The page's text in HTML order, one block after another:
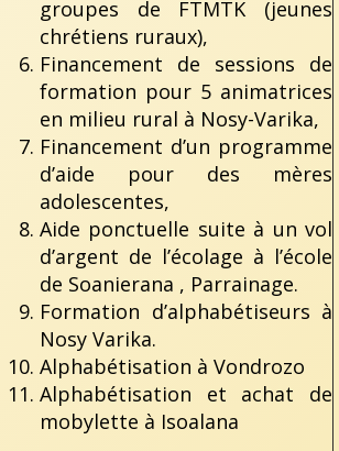
groupes de FTMTK (jeunes
chrétiens ruraux),
Financement de sessions de
formation pour 5 animatrices
en milieu rural à Nosy-Varika,
Financement d’un programme
d’aide pour des mères
adolescentes,
Aide ponctuelle suite à un vol
d’argent de l’écolage à l’école
de Soanierana , Parrainage.
Formation d’alphabétiseurs à
Nosy Varika.
Alphabétisation à Vondrozo
Alphabétisation et achat de
mobylette à Isoalana